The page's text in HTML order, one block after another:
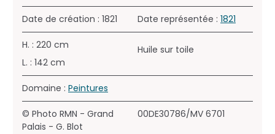
Date de création : 1821 Date représentée : 1821
H. : 220 cm
L. : 142 cm
Huile sur toile
Domaine : Peintures
© Photo RMN - Grand
Palais - G. Blot
00DE30786/MV 6701